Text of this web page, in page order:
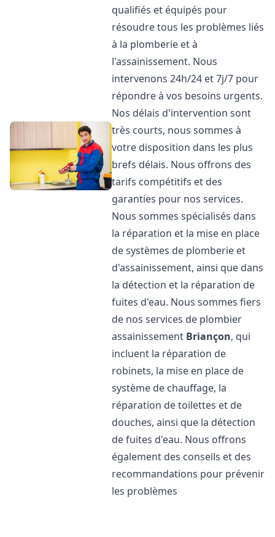
qualifiés et équipés pour
résoudre tous les problèmes liés
à la plomberie et à
l'assainissement. Nous
intervenons 24h/24 et 7j/7 pour
répondre à vos besoins urgents.
Nos délais d'intervention sont
très courts, nous sommes à
votre disposition dans les plus
brefs délais. Nous offrons des
tarifs compétitifs et des
garanties pour nos services.
Nous sommes spécialisés dans
la réparation et la mise en place
de systèmes de plomberie et
d'assainissement, ainsi que dans
la détection et la réparation de
fuites d'eau. Nous sommes fiers
de nos services de plombier
assainissement Briançon, qui
incluent la réparation de
robinets, la mise en place de
système de chauffage, la
réparation de toilettes et de
douches, ainsi que la détection
de fuites d'eau. Nous offrons
également des conseils et des
recommandations pour prévenir
les problèmes